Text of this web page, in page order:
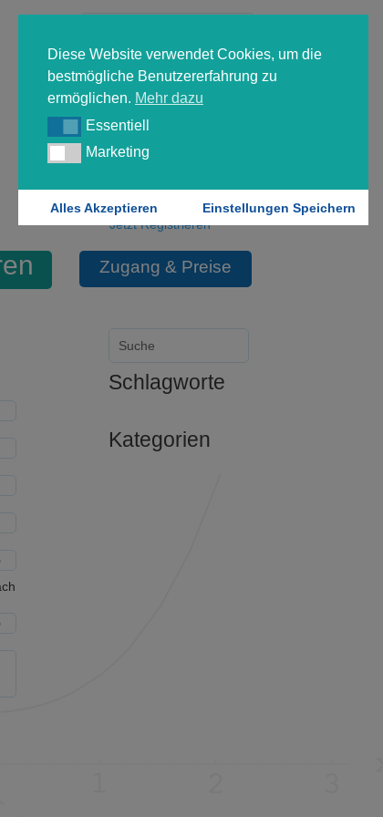
Diese Website verwendet Cookies, um die
bestmögliche Benutzererfahrung zu
ermöglichen. Mehr dazu
EssentiellEssentiell
MarketingMarketing
Alles Akzeptieren Einstellungen Speichern
Forgot your password?
Jetzt Registrieren
Zugang & Preise
Schlagworte
Kategorien